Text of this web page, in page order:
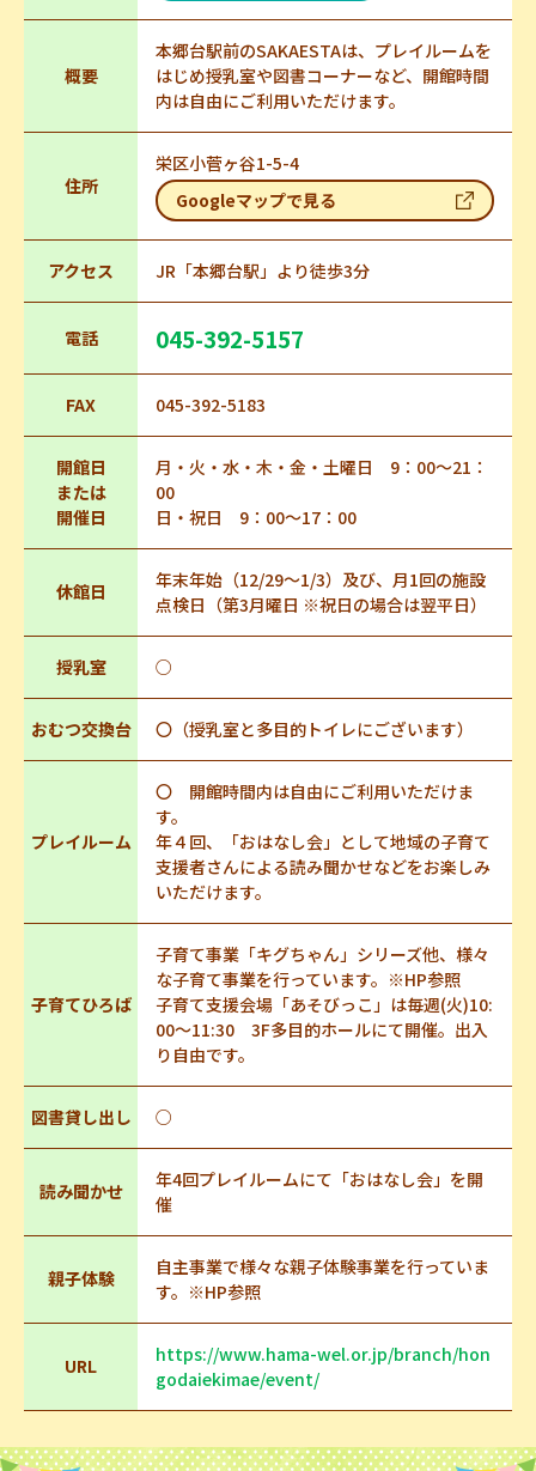
概要
本郷台駅前のSAKAESTAは、プレイルームを
はじめ授乳室や図書コーナーなど、開館時間
内は自由にご利用いただけます。
住所
栄区小菅ヶ谷1-5-4
Googleマップで見る
アクセス JR「本郷台駅」より徒歩3分
電話 045-392-5157
FAX 045-392-5183
開館日
または
開催日
月・火・水・木・金・土曜日 9：00～21：
00
日・祝日 9：00～17：00
休館日
年末年始（12/29～1/3）及び、月1回の施設
点検日（第3月曜日 ※祝日の場合は翌平日）
授乳室 ○
おむつ交換台 〇（授乳室と多目的トイレにございます）
プレイルーム
〇 開館時間内は自由にご利用いただけま
す。
年４回、「おはなし会」として地域の子育て
支援者さんによる読み聞かせなどをお楽しみ
いただけます。
子育てひろば
子育て事業「キグちゃん」シリーズ他、様々
な子育て事業を行っています。※HP参照
子育て支援会場「あそびっこ」は毎週(火)10:
00～11:30 3F多目的ホールにて開催。出入
り自由です。
図書貸し出し ○
読み聞かせ
年4回プレイルームにて「おはなし会」を開
催
親子体験
自主事業で様々な親子体験事業を行っていま
す。※HP参照
URL
https://www.hama-wel.or.jp/branch/hon
godaiekimae/event/